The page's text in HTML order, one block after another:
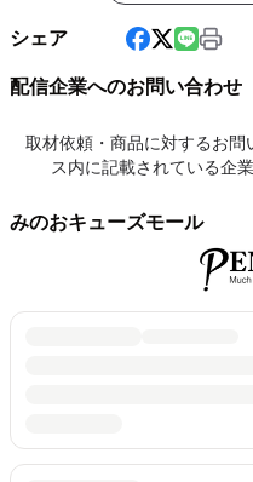
シェア
配信企業へのお問い合わせ
取材依頼・商品に対するお
ス内に記載されている企
みのおキューズモール